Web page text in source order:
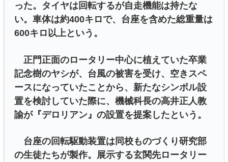
った。タイヤは回転するが自走機能は持たな
い。車体は約400キロで、台座を含めた総重量は
600キロ以上という。
正門正面のロータリー中心に植えていた卒業
記念樹のヤシが、台風の被害を受け、空きスペ
ースになっていたことから、新たなシンボル設
置を検討していた際に、機械科長の高井正人教
諭が『デロリアン』の設置を提案したという。
台座の回転駆動装置は同校ものづくり研究部
の生徒たちが製作。展示する玄関先ロータリー